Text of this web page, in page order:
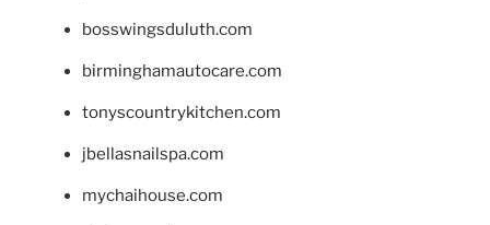
bosswingsduluth.com
birminghamautocare.com
tonyscountrykitchen.com
jbellasnailspa.com
mychaihouse.com